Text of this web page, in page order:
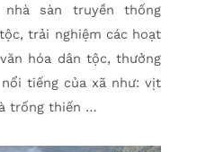
sàn truyền thống
trải nghiệm các hoạt
hóa dân tộc, thưởng
tiếng của xã như: vịt
trống thiến …